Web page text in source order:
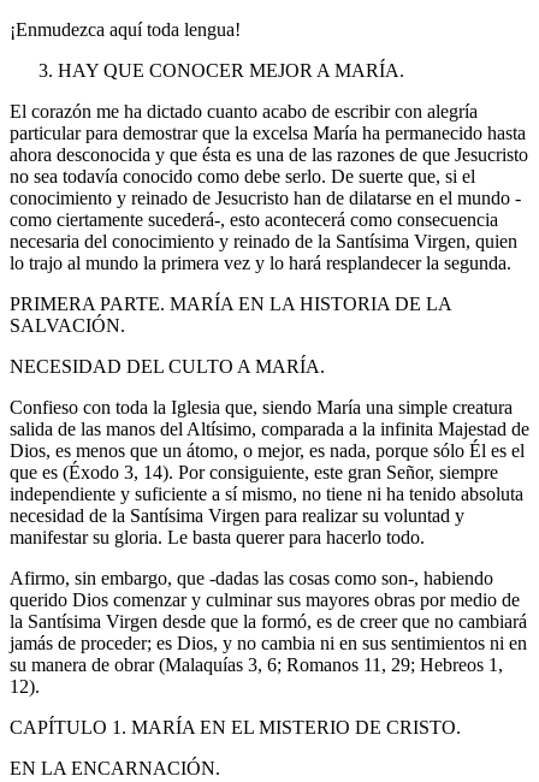
¡Enmudezca aquí toda lengua!
HAY QUE CONOCER MEJOR A MARÍA.
El corazón me ha dictado cuanto acabo de escribir con alegría
particular para demostrar que la excelsa María ha permanecido hasta
ahora desconocida y que ésta es una de las razones de que Jesucristo
no sea todavía conocido como debe serlo. De suerte que, si el
conocimiento y reinado de Jesucristo han de dilatarse en el mundo -
como ciertamente sucederá-, esto acontecerá como consecuencia
necesaria del conocimiento y reinado de la Santísima Virgen, quien
lo trajo al mundo la primera vez y lo hará resplandecer la segunda.
PRIMERA PARTE. MARÍA EN LA HISTORIA DE LA
SALVACIÓN.
NECESIDAD DEL CULTO A MARÍA.
Confieso con toda la Iglesia que, siendo María una simple creatura
salida de las manos del Altísimo, comparada a la infinita Majestad de
Dios, es menos que un átomo, o mejor, es nada, porque sólo Él es el
que es (Éxodo 3, 14). Por consiguiente, este gran Señor, siempre
independiente y suficiente a sí mismo, no tiene ni ha tenido absoluta
necesidad de la Santísima Virgen para realizar su voluntad y
manifestar su gloria. Le basta querer para hacerlo todo.
Afirmo, sin embargo, que -dadas las cosas como son-, habiendo
querido Dios comenzar y culminar sus mayores obras por medio de
la Santísima Virgen desde que la formó, es de creer que no cambiará
jamás de proceder; es Dios, y no cambia ni en sus sentimientos ni en
su manera de obrar (Malaquías 3, 6; Romanos 11, 29; Hebreos 1,
12).
CAPÍTULO 1. MARÍA EN EL MISTERIO DE CRISTO.
EN LA ENCARNACIÓN.